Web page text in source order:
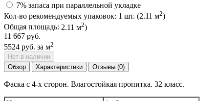
7% запаса при параллельной укладке
Кол-во рекомендуемых упаковок: 1 шт. (2.11 м2)
Общая площадь: 2.11 м2)
11 667 руб.
5524 руб. за м2
Нет в наличии
Обзор
Характеристики Отзывы (0)
Фаска с 4-х сторон. Влагостойкая пропитка. 32 класс.